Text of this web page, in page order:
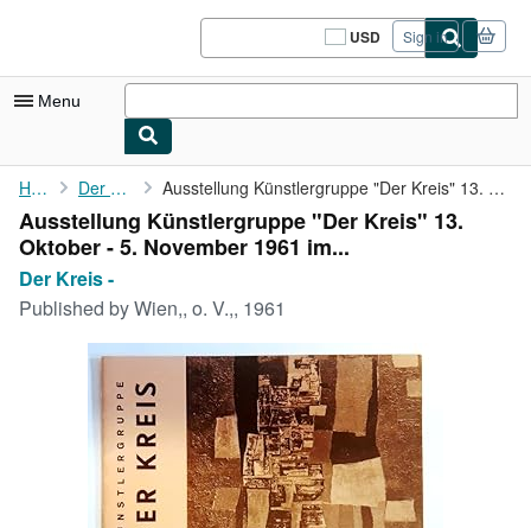
USD
Site
shopping
Sign in
Menu
My Account
My Purchases
Sign Off
Advanced Search
Browse Collections
Rare Books
Art & Collectibles
Home Der Kreis - Ausstellung Künstlergruppe "Der Kreis" 13. Oktober - 5. November...
Ausstellung Künstlergruppe "Der Kreis" 13.
Oktober - 5. November 1961 im...
Der Kreis -
Published byWien,, o. V.,, 1961